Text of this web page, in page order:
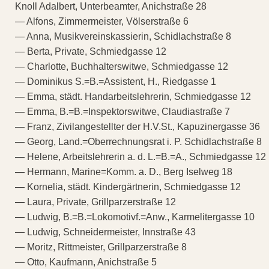
Knoll Adalbert, Unterbeamter, Anichstraße 28
— Alfons, Zimmermeister, Völserstraße 6
— Anna, Musikvereinskassierin, Schidlachstraße 8
— Berta, Private, Schmiedgasse 12
— Charlotte, Buchhalterswitwe, Schmiedgasse 12
— Dominikus S.=B.=Assistent, H., Riedgasse 1
— Emma, städt. Handarbeitslehrerin, Schmiedgasse 12
— Emma, B.=B.=Inspektorswitwe, Claudiastraße 7
— Franz, Zivilangestellter der H.V.St., Kapuzinergasse 36
— Georg, Land.=Oberrechnungsrat i. P. Schidlachstraße 8
— Helene, Arbeitslehrerin a. d. L.=B.=A., Schmiedgasse 12
— Hermann, Marine=Komm. a. D., Berg Iselweg 18
— Kornelia, städt. Kindergärtnerin, Schmiedgasse 12
— Laura, Private, Grillparzerstraße 12
— Ludwig, B.=B.=Lokomotivf.=Anw., Karmelitergasse 10
— Ludwig, Schneidermeister, Innstraße 43
— Moritz, Rittmeister, Grillparzerstraße 8
— Otto, Kaufmann, Anichstraße 5